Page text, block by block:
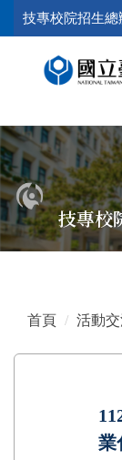
到
容
區
塊
技專校院招生總
技專校
首頁 活動
業